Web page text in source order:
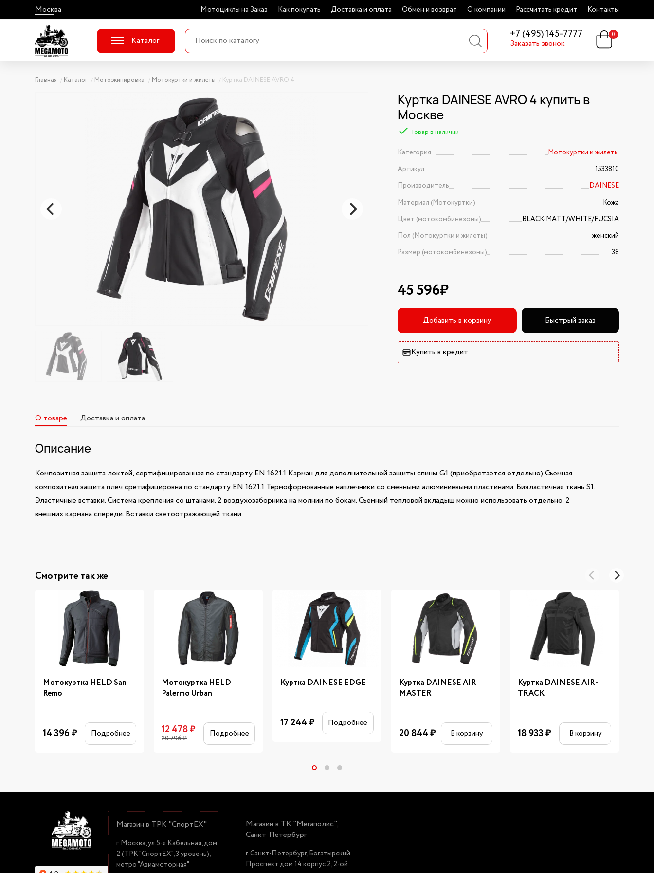
Москва Мотоциклы на Заказ Как покупать Доставка и оплата Обмен и возврат О компании Рассчитать кредит Контакты
+7 (495) 145-7777
Заказать звонок
Каталог
0
Главная Каталог Мотоэкипировка Мотокуртки и жилеты Куртка DAINESE AVRO 4
Куртка DAINESE AVRO 4 купить в
Москве
Товар в наличии
Категория
Мотокуртки и жилеты
Артикул
1533810
Производитель
DAINESE
Материал (Мотокуртки)
Кожа
Цвет (мотокомбинезоны)
BLACK-MATT/WHITE/FUCSIA
Пол (Мотокуртки и жилеты)
женский
Размер (мотокомбинезоны)
38
45 596₽
Добавить в корзину Быстрый заказ
Купить в кредит
О товаре Доставка и оплата
Описание
Композитная защита локтей, сертифицированная по стандарту EN 1621.1 Карман для дополнительной защиты спины G1 (приобретается отдельно) Съемная
композитная защита плеч сретифицировна по стандарту EN 1621.1 Термоформованные наплечники со сменными алюминиевыми пластинами. Биэластичная ткань S1.
Эластичные вставки. Система крепления со штанами. 2 воздухозаборника на молнии по бокам. Съемный тепловой вкладыш можно использовать отдельно. 2
внешних кармана спереди. Вставки светоотражающей ткани.
Смотрите так же
Мотокуртка HELD San
Remo
14 396₽ Подробнее
Мотокуртка HELD
Palermo Urban
12 478₽
20 796₽ Подробнее
Куртка DAINESE EDGE
17 244₽ Подробнее
Куртка DAINESE AIR
MASTER
20 844₽ В корзину
Куртка DAINESE AIR-
TRACK
18 933₽ В корзину
Магазин в ТРК "СпортЕХ"
г. Москва, ул.5-я Кабельная, дом
2 (ТРК "СпортЕХ", 3 уровень),
метро "Авиамоторная"
Магазин в ТК "Мегаполис",
Санкт-Петербург
г. Санкт-Петербург, Богатырский
Проспект дом 14 корпус 2, 2-ой